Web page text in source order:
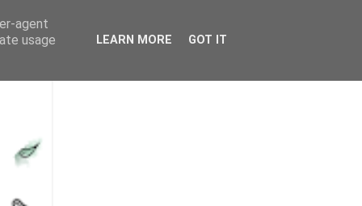
agent
usage
LEARN MORE GOT IT